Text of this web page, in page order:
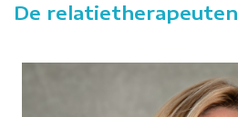
De relatietherapeuten